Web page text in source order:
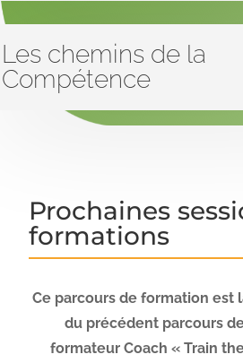
Les chemins de la
Compétence
Prochaines
formations
Ce parcours de formation est
du précédent parcours
formateur Coach « Train